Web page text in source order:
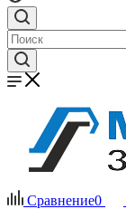
Сравнение0